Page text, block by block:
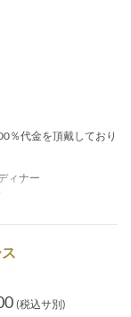
％代金を頂戴しており
ィナー
(税込サ別)